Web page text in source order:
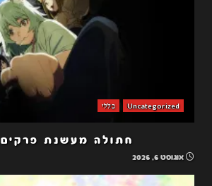
Uncategorized כללי
חתולה מעשנת פרקים 5-4
אוגוסט 6, 2026